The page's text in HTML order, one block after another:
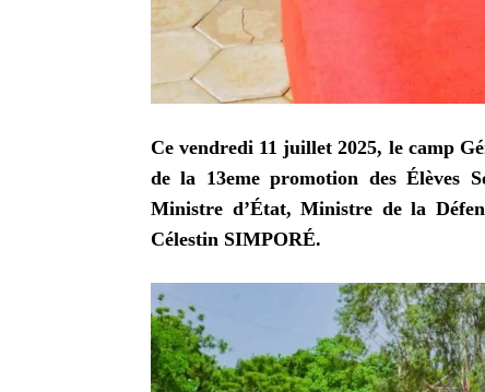
Ce vendredi 11 juillet 2025, le camp
de la 13eme promotion des Élèves
Ministre d’État, Ministre de la
Célestin SIMPORÉ.